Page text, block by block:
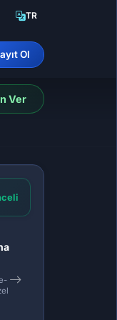
TR
Ol
Ver